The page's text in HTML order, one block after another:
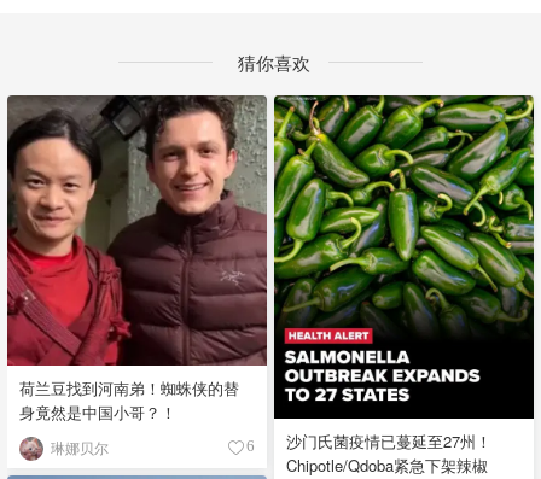
猜你喜欢
荷兰豆找到河南弟！蜘蛛侠的替
身竟然是中国小哥？！
琳娜贝尔 6
沙门氏菌疫情已蔓延至27州！
Chipotle/Qdoba紧急下架辣椒